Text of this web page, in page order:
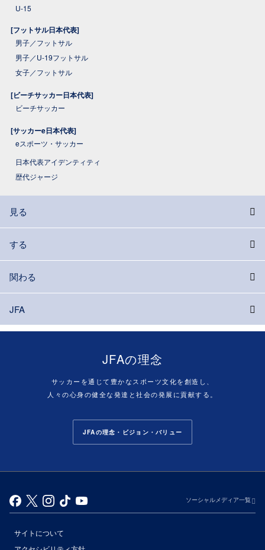
U-15
[フットサル日本代表]
男子／フットサル
男子／U-19フットサル
女子／フットサル
[ビーチサッカー日本代表]
ビーチサッカー
[サッカーe日本代表]
eスポーツ・サッカー
日本代表アイデンティティ
歴代ジャージ
見る
する
関わる
JFA
JFAの理念
サッカーを通じて豊かなスポーツ文化を創造し、
人々の心身の健全な発達と社会の発展に貢献する。
JFAの理念・ビジョン・バリュー
ソーシャルメディア一覧
サイトについて